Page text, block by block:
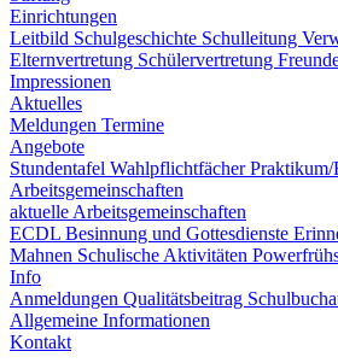
Einrichtungen
Leitbild Schulgeschichte Schulleitung
Elternvertretung Schülervertretung
Impressionen
Aktuelles
Meldungen Termine
Angebote
Stundentafel WahlpflichtfächerPraktikum/
Arbeitsgemeinschaften
aktuelle Arbeitsgemeinschaften
ECDL Besinnung und Gottesdienste
Mahnen Schulische Aktivitäten
Info
Anmeldungen Qualitätsbeitrag
Allgemeine Informationen
Kontakt